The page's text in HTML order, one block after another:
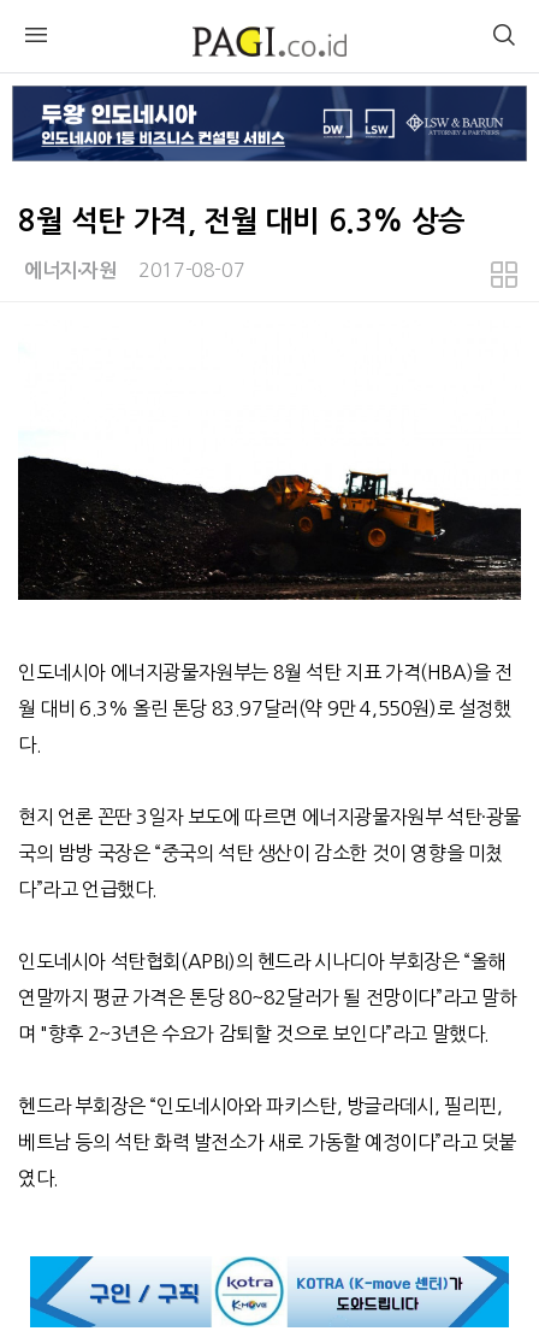
8월 석탄 가격, 전월 대비 6.3% 상승
에너지∙자원 2017-08-07
인도네시아 에너지광물자원부는 8월 석탄 지표 가격(HBA)을 전
월 대비 6.3% 올린 톤당 83.97달러(약 9만 4,550원)로 설정했
다.
현지 언론 꼰딴 3일자 보도에 따르면 에너지광물자원부 석탄·광물
국의 밤방 국장은 “중국의 석탄 생산이 감소한 것이 영향을 미쳤
다”라고 언급했다.
인도네시아 석탄협회(APBI)의 헨드라 시나디아 부회장은 “올해
연말까지 평균 가격은 톤당 80~82달러가 될 전망이다”라고 말하
며 "향후 2~3년은 수요가 감퇴할 것으로 보인다”라고 말했다.
헨드라 부회장은 “인도네시아와 파키스탄, 방글라데시, 필리핀,
베트남 등의 석탄 화력 발전소가 새로 가동할 예정이다”라고 덧붙
였다.